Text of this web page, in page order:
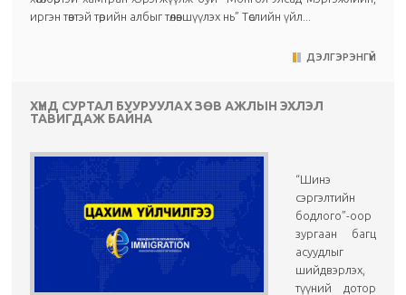
иргэн төвтэй төрийн албыг төлөвшүүлэх нь” Төслийн үйл...
ДЭЛГЭРЭНГҮЙ
ХҮНД СУРТАЛ БУУРУУЛАХ ЗӨВ АЖЛЫН ЭХЛЭЛ
ТАВИГДАЖ БАЙНА
“Шинэ
сэргэлтийн
бодлого”-оор
зургаан багц
асуудлыг
шийдвэрлэх,
түүний дотор